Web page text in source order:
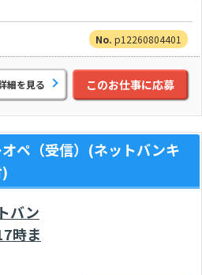
p12260804401
細を見る このお仕事に応募
ペ（受信）(ネットバンキ
バン
時ま